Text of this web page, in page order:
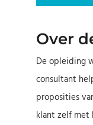
Over
De opleiding
consultant
proposities
klant zelf met